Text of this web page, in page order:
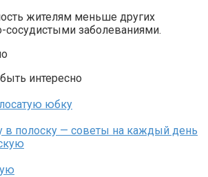
жителям меньше других
сосудистыми заболеваниями.
интересно
в полоску — советы на каждый день